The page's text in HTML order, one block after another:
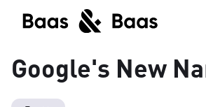
Google's New